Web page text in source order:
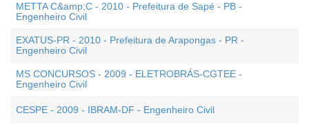
METTA C&amp;C - 2010 - Prefeitura de Sapé - PB -
Engenheiro Civil
EXATUS-PR - 2010 - Prefeitura de Arapongas - PR -
Engenheiro Civil
MS CONCURSOS - 2009 - ELETROBRÁS-CGTEE -
Engenheiro Civil
CESPE - 2009 - IBRAM-DF - Engenheiro Civil